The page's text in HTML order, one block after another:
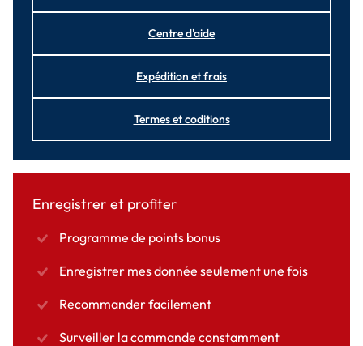
Centre d'aide
Expédition et frais
Termes et coditions
Enregistrer et profiter
Programme de points bonus
Enregistrer mes donnée seulement une fois
Recommander facilement
Surveiller la commande constamment